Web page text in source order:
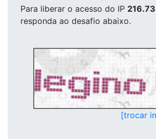
Para liberar o acesso do IP
responda ao desafio abaixo.
[trocar